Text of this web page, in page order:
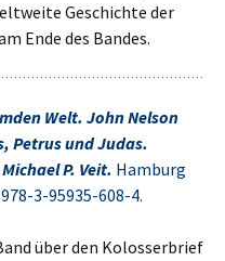
Geschichte der
Ende des Bandes.
Welt. John Nelson
Petrus und Judas.
P. Veit. Hamburg
3-95935-608-4.
über den Kolosserbrief